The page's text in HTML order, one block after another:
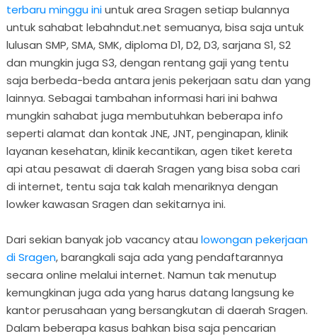
terbaru minggu iniuntuk area Sragen setiap bulannya
untuk sahabat lebahndut.net semuanya, bisa saja untuk
lulusan SMP, SMA, SMK, diploma D1, D2, D3, sarjana S1, S2
dan mungkin juga S3, dengan rentang gaji yang tentu
saja berbeda-beda antara jenis pekerjaan satu dan yang
lainnya. Sebagai tambahan informasi hari ini bahwa
mungkin sahabat juga membutuhkan beberapa info
seperti alamat dan kontak JNE, JNT, penginapan, klinik
layanan kesehatan, klinik kecantikan, agen tiket kereta
api atau pesawat di daerah Sragen yang bisa soba cari
di internet, tentu saja tak kalah menariknya dengan
lowker kawasan Sragen dan sekitarnya ini.
Dari sekian banyak job vacancy atau lowongan pekerjaan
di Sragen, barangkali saja ada yang pendaftarannya
secara online melalui internet. Namun tak menutup
kemungkinan juga ada yang harus datang langsung ke
kantor perusahaan yang bersangkutan di daerah Sragen.
Dalam beberapa kasus bahkan bisa saja pencarian